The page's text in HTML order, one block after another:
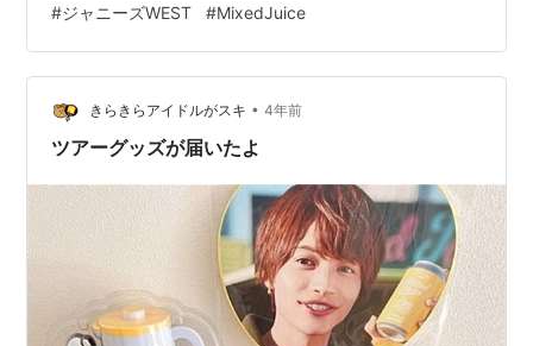
レありの感想をつらつら覚え書き。 備忘録みたいな感じ
なのでニュアンス多めです。 OP映像 ライブスタートの
テンションが凄くて歓声が上がってた。 声出しちゃいけ
ないってわかってても漏れちゃうよね、かっこいいも
ん。 前回はその辺考慮してVTRを作成した、と流星くん
#ジャニーズWEST #MixedJuice
きらきらアイドルがスキ • 4年前
ツアーグッズが届いたよ